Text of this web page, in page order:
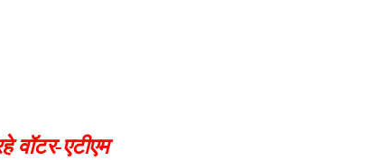
वॉटर-एटीएम